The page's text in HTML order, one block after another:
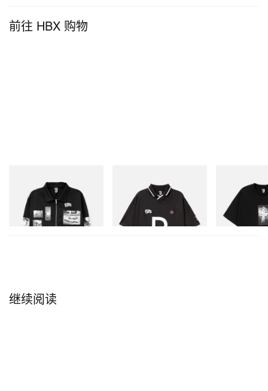
高节奏 club 律动无缝衔接，令现场始终律动不断。
前往 HBX 购物
Billionaire Boys Club X Initial
D Cotton Jacket
立刻购入
Billionaire Boys Club X Initial
D Game Shirt
立刻购入
BILLIONAIRE
INITIAL D
立刻购入
继续阅读